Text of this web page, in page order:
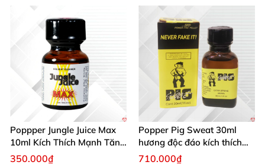
Poppper Jungle Juice Max
10ml Kích Thích Mạnh Tăng
Ham Muốn Mua Ngay
350.000₫
Popper Pig Sweat 30ml
hương độc đáo kích thích
mạnh mẽ sảng khoái
710.000₫